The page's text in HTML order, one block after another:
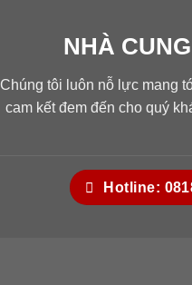
NHÀ
Chúng tôi luôn nỗ lực mang
cam kết đem đến cho quý
Hotline: